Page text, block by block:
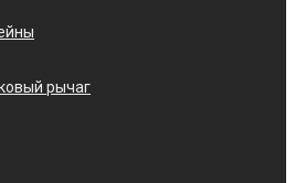
рычаг